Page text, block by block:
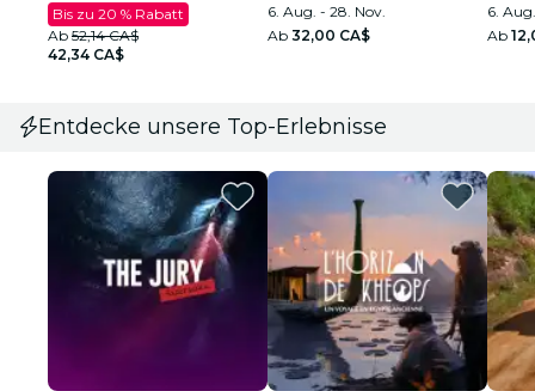
Bis zu 20 % Rabatt
Ab 52,14 CA$
42,34 CA$
6. Aug. - 28. Nov.
Ab 32,00 CA$
6.
Ab
Entdecke unsere Top-Erlebnisse